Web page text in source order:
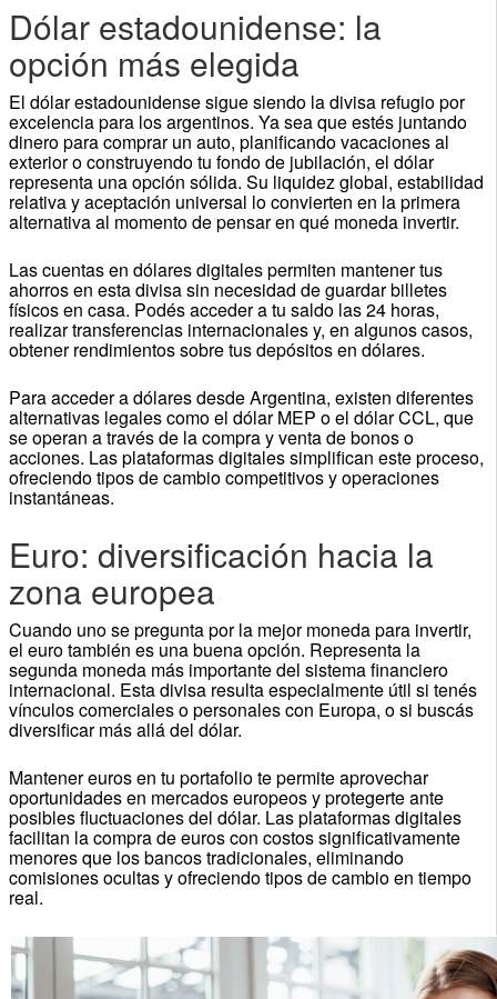
Dólar estadounidense: la
opción más elegida
El dólar estadounidense sigue siendo la divisa refugio por
excelencia para los argentinos. Ya sea que estés juntando
dinero para comprar un auto, planificando vacaciones al
exterior o construyendo tu fondo de jubilación, el dólar
representa una opción sólida. Su liquidez global, estabilidad
relativa y aceptación universal lo convierten en la primera
alternativa al momento de pensar en qué moneda invertir.
Las cuentas en dólares digitales permiten mantener tus
ahorros en esta divisa sin necesidad de guardar billetes
físicos en casa. Podés acceder a tu saldo las 24 horas,
realizar transferencias internacionales y, en algunos casos,
obtener rendimientos sobre tus depósitos en dólares.
Para acceder a dólares desde Argentina, existen diferentes
alternativas legales como el dólar MEP o el dólar CCL, que
se operan a través de la compra y venta de bonos o
acciones. Las plataformas digitales simplifican este proceso,
ofreciendo tipos de cambio competitivos y operaciones
instantáneas.
Euro: diversificación hacia la
zona europea
Cuando uno se pregunta por la mejor moneda para invertir,
el euro también es una buena opción. Representa la
segunda moneda más importante del sistema financiero
internacional. Esta divisa resulta especialmente útil si tenés
vínculos comerciales o personales con Europa, o si buscás
diversificar más allá del dólar.
Mantener euros en tu portafolio te permite aprovechar
oportunidades en mercados europeos y protegerte ante
posibles fluctuaciones del dólar. Las plataformas digitales
facilitan la compra de euros con costos significativamente
menores que los bancos tradicionales, eliminando
comisiones ocultas y ofreciendo tipos de cambio en tiempo
real.